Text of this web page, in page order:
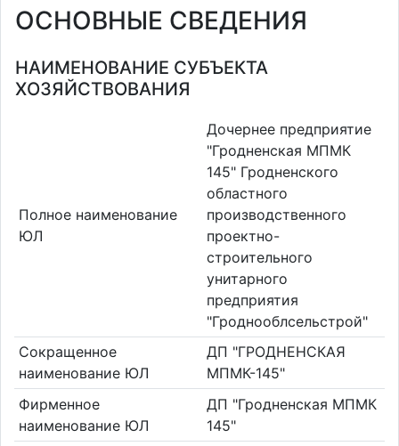
ОСНОВНЫЕ СВЕДЕНИЯ
НАИМЕНОВАНИЕ СУБЪЕКТА
ХОЗЯЙСТВОВАНИЯ
Полное наименование
ЮЛ
Дочернее предприятие
"Гродненская МПМК
145" Гродненского
областного
производственного
проектно-
строительного
унитарного
предприятия
"Гроднооблсельстрой"
Сокращенное
наименование ЮЛ
ДП "ГРОДНЕНСКАЯ
МПМК-145"
Фирменное
наименование ЮЛ
ДП "Гродненская МПМК
145"